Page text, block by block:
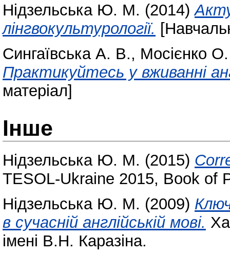
Нідзельська Ю. М. (2014)
лінгвокультурології.
Сингаївська А. В., Мосієнко
Практикуйтесь у вживанні
матеріал]
Інше
Нідзельська Ю. М. (2015)
TESOL-Ukraine 2015, Book of
Нідзельська Ю. М. (2009)
в сучасній англійській мові.
імені В.Н. Каразіна.